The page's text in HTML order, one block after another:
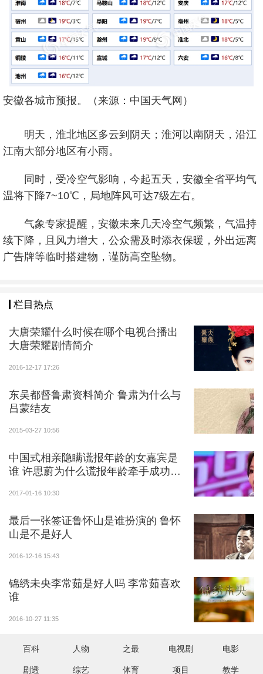
安徽各城市预报。（来源：中国天气网）
明天，淮北地区多云到阴天；淮河以南阴天，沿江
江南大部分地区有小雨。
同时，受冷空气影响，今起五天，安徽全省平均气
温将下降7~10℃，局地阵风可达7级左右。
气象专家提醒，安徽未来几天冷空气频繁，气温持
续下降，且风力增大，公众需及时添衣保暖，外出远离
广告牌等临时搭建物，谨防高空坠物。
栏目热点
大唐荣耀什么时候在哪个电视台播出
大唐荣耀剧情简介
2016-12-17 17:26
东吴都督鲁肃资料简介 鲁肃为什么与
吕蒙结友
2015-03-27 10:56
中国式相亲隐瞒谎报年龄的女嘉宾是
谁 许思蔚为什么谎报年龄牵手成功了
2017-01-16 10:30
最后一张签证鲁怀山是谁扮演的 鲁怀
山是不是好人
2016-12-16 15:43
锦绣未央李常茹是好人吗 李常茹喜欢
谁
2016-10-27 11:35
百科 人物 之最 电视剧 电影
剧透 综艺 体育 项目 教学